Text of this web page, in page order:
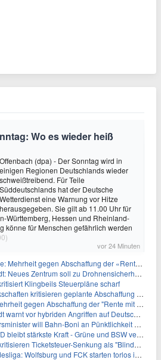
Wo es wieder heiß
Offenbach (dpa) - Der Sonntag wird in
einigen Regionen Deutschlands wieder
schweißtreibend. Für Teile
Süddeutschlands hat der Deutsche
Wetterdienst eine Warnung vor Hitze
herausgegeben. Sie gilt ab 11.00 Uhr für
Württemberg, Hessen und Rheinland-
könne für Menschen gefährlich werden
vor 24 Minuten
Mehrheit gegen Abschaffung der «Rente mit 63»
Neues Zentrum soll zu Drohnensicherheit forschen
Klingbeils Steuerpläne scharf
kritisieren geplante Abschaffung der "Rente mit 63"
gegen Abschaffung der "Rente mit 63"
warnt vor hybriden Angriffen auf Deutschland
will Bahn-Boni an Pünktlichkeit koppeln
bleibt stärkste Kraft - Grüne und BSW verlieren
Ticketsteuer-Senkung als "Blindflug"
Wolfsburg und FCK starten torlos in die Saison